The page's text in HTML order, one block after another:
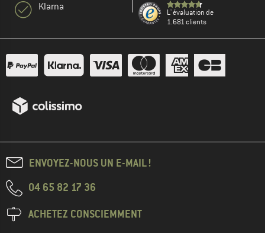
Klarna
L' évaluation de
1.681 clients
ENVOYEZ-NOUS UN E-MAIL !
04 65 82 17 36
ACHETEZ CONSCIEMMENT